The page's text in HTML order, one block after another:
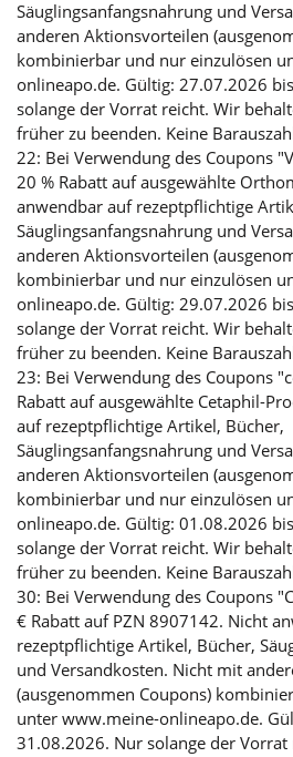
Säuglingsanfangsnahrung und
anderen Aktionsvorteilen
kombinierbar und nur einzulösen
onlineapo.de. Gültig: 27.07.2026
solange der Vorrat reicht. Wir
früher zu beenden. Keine
22: Bei Verwendung des Coupons
20 % Rabatt auf ausgewählte
anwendbar auf rezeptpflichtige
Säuglingsanfangsnahrung und
anderen Aktionsvorteilen
kombinierbar und nur einzulösen
onlineapo.de. Gültig: 29.07.2026
solange der Vorrat reicht. Wir
früher zu beenden. Keine
23: Bei Verwendung des Coupons
Rabatt auf ausgewählte Cetaphil-
auf rezeptpflichtige Artikel, Bücher,
Säuglingsanfangsnahrung und
anderen Aktionsvorteilen
kombinierbar und nur einzulösen
onlineapo.de. Gültig: 01.08.2026
solange der Vorrat reicht. Wir
früher zu beenden. Keine
30: Bei Verwendung des Coupons
€ Rabatt auf PZN 8907142. Nicht
rezeptpflichtige Artikel, Bücher,
und Versandkosten. Nicht mit
(ausgenommen Coupons)
unter www.meine-onlineapo.de.
31.08.2026. Nur solange der